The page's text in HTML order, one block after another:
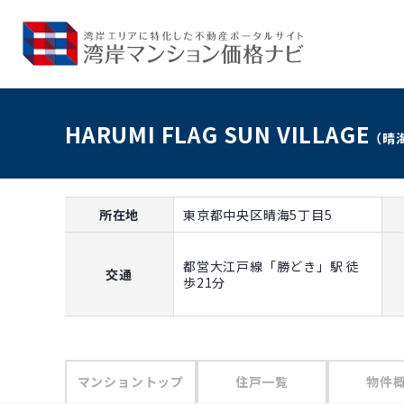
HARUMI FLAG SUN VILLAGE （
所在地 東京都中央区晴海5丁目5
交通
都営大江戸線「勝どき」駅 徒
歩21分
マンショントップ 住戸一覧 物件